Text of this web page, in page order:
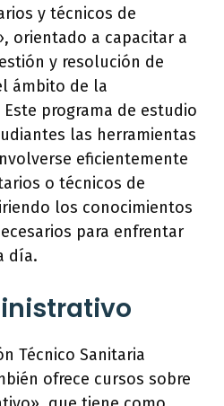
y técnicos de
orientado a capacitar a
y resolución de
ámbito de la
programa de estudio
las herramientas
eficientemente
o técnicos de
los conocimientos
para enfrentar
día.
Técnico Sanitaria
ofrece cursos sobre